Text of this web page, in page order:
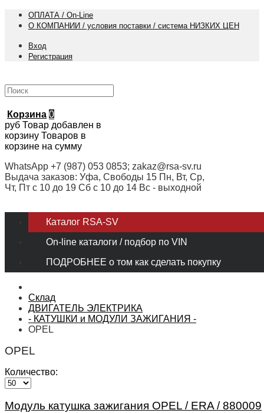
ОПЛАТА / On-Line
О КОМПАНИИ / условия поставки / система НИЗКИХ ЦЕН
Вход
Регистрация
Корзина 0
руб Товар добавлен в
корзину Товаров в
корзине на сумму
WhatsApp +7 (987) 053 0853; zakaz@rsa-sv.ru
Выдача заказов: Уфа, Свободы 15 Пн, Вт, Ср,
Чт, Пт с 10 до 19 Сб с 10 до 14 Вс - выходной
Каталог RSA-SV
On-line каталоги / подбор по VIN
ПОДРОБНЕЕ о том как сделать покупку
Склад
ДВИГАТЕЛЬ ЭЛЕКТРИКА
- КАТУШКИ и МОДУЛИ ЗАЖИГАНИЯ -
OPEL
OPEL
Количество:
Модуль катушка зажигания OPEL / ERA / 880009